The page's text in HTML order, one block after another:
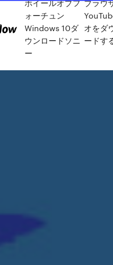
ホイールオブフ
ォーチュン
Windows 10ダ
ウンロードソニ
ー
ブラウ
オをダ
ードす